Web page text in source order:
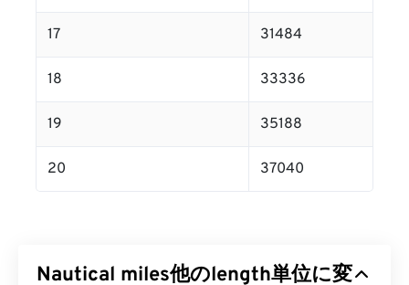
17 31484
18 33336
19 35188
20 37040
Nautical miles他のlength単位に変